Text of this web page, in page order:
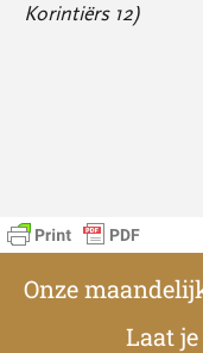
Korintiërs 12)
Onze
Laat